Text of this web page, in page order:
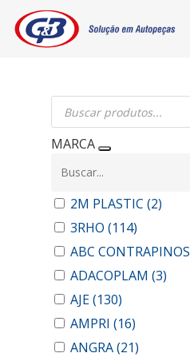
Pesquisar
produtos
MARCA
2M PLASTIC (2)
3RHO (114)
ABC CONTRAPINOS
ADACOPLAM (3)
AJE(130)
AMPRI (16)
ANGRA(21)